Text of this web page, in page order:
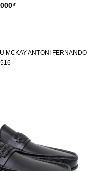
MCKAY ANTONI FERNANDO